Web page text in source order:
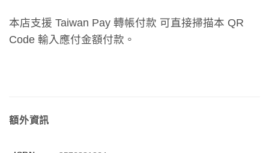
本店支援 Taiwan Pay 轉帳付款 可直接掃描本 QR
Code 輸入應付金額付款。
額外資訊